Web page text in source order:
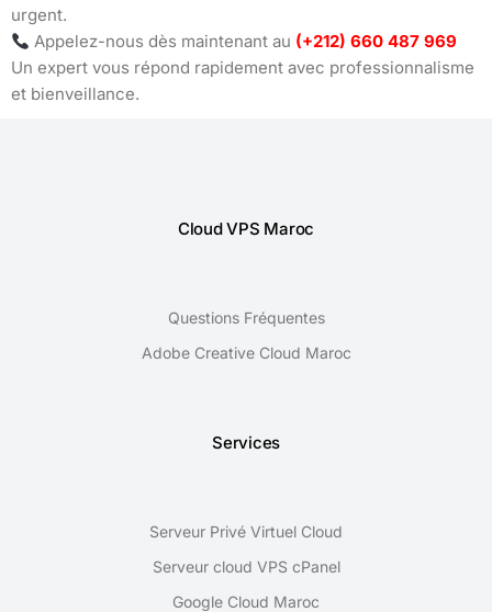
urgent.
Appelez-nous dès maintenant au (+212) 660 487 969
Un expert vous répond rapidement avec professionnalisme
et bienveillance.
Cloud VPS Maroc
Questions Fréquentes
Adobe Creative Cloud Maroc
Services
Serveur Privé Virtuel Cloud
Serveur cloud VPS cPanel
Google Cloud Maroc